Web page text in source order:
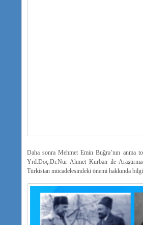
Daha sonra Mehmet Emin Buğra’nın anma
Yrd.Doç.Dr.Nur Ahmet Kurban ile
Türkistan mücadelesindeki önemi hakkında